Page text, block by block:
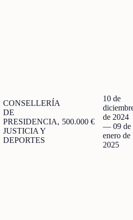
CONSELLERÍA
DE
PRESIDENCIA,
JUSTICIA Y
DEPORTES
500.000 €
10 de
de 2024
— 09 de
enero de
2025